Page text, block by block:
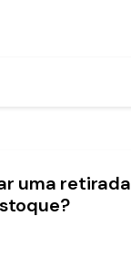
uma retirada